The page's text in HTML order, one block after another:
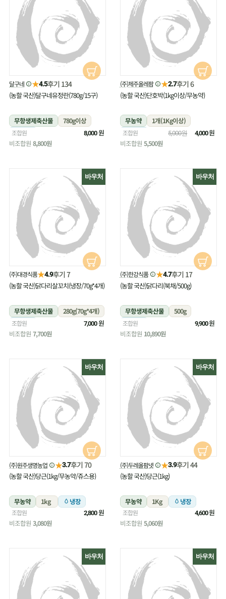
(주)제주올레팜 ★2.7후기 6
(농할 국산)단호박(1kg이상/무농약)
무농약
1개(1Kg이상)
냉장
조합원 5,000원 4,000원
비조합원 5,500원
달구네 ★4.5후기 134
(농할 국산)달구네유정란(780g/15구)
무항생제축산물
780g이상
냉장
조합원 8,000원
비조합원 8,800원
바우처
(주)한강식품 ★4.7후기 17
(농할 국산)닭다리(북채/500g)
무항생제축산물
500g
냉장
조합원 9,900원
비조합원 10,890원
바우처
(주)대경식품★4.9후기 7
(농할 국산)닭다리살꼬치(냉장/70g*4개)
무항생제축산물
280g(70g*4개)
냉장
조합원 7,000원
비조합원 7,700원
바우처
(주)두레올팜넷 ★3.9후기 44
(농할 국산)당근(1kg)
무농약 1Kg 냉장
조합원 4,600원
비조합원 5,060원
바우처
(주)원주생명농업 ★3.7후기 70
(농할 국산)당근(1kg/무농약/쥬스용)
무농약 1kg 냉장
조합원 2,800원
비조합원 3,080원
바우처
바우처